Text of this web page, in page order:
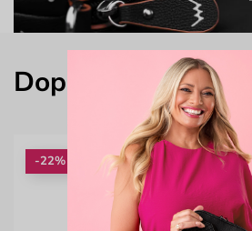
Doplň svůj look
-22%